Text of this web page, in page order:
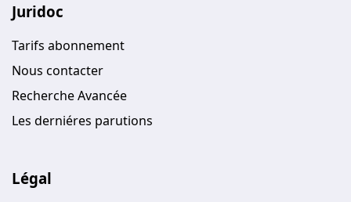
Juridoc
Tarifs abonnement
Nous contacter
Recherche Avancée
Les derniéres parutions
Légal